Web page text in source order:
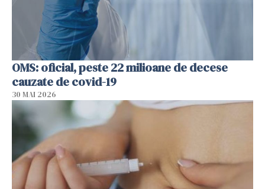
OMS: oficial, peste 22 milioane de decese
cauzate de covid-19
30 MAI 2026